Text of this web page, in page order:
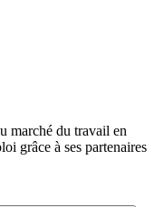
marché du travail en
grâce à ses partenaires